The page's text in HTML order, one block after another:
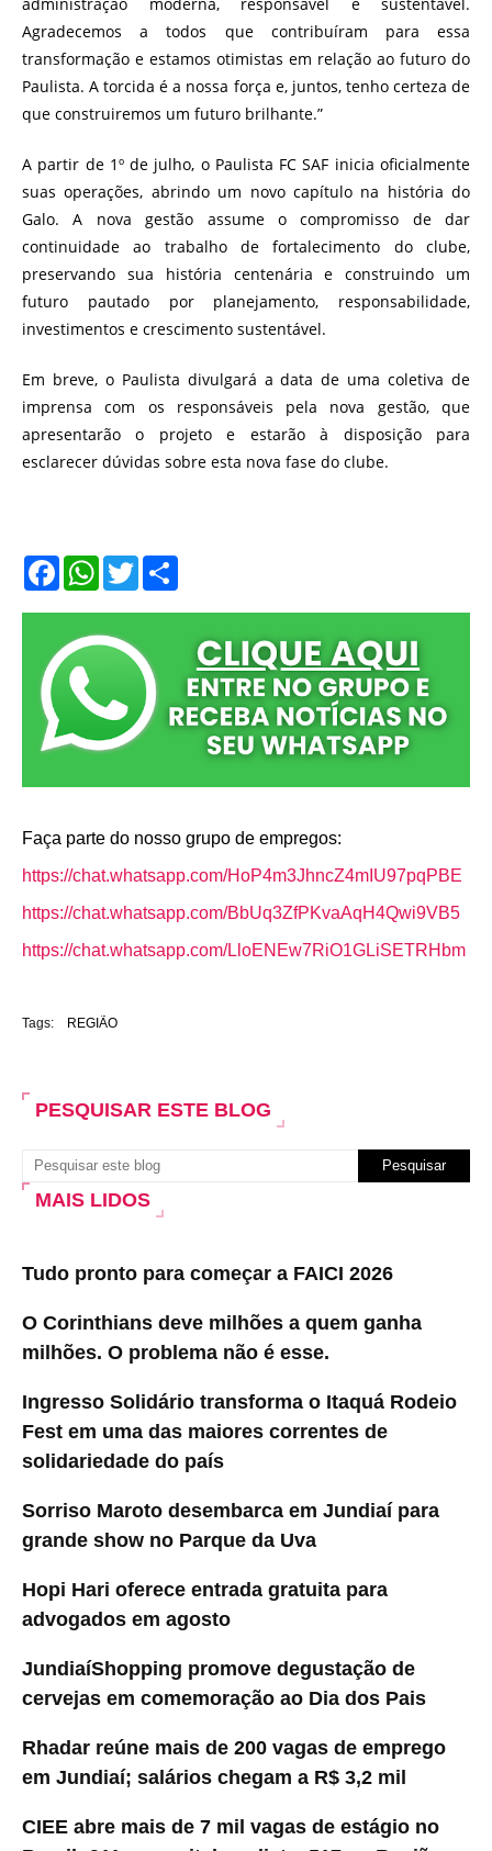
Agradecemos a todos que contribuíram para essa
transformação e estamos otimistas em relação ao futuro do
Paulista. A torcida é a nossa força e, juntos, tenho certeza de
que construiremos um futuro brilhante.”
A partir de 1º de julho, o Paulista FC SAF inicia oficialmente
suas operações, abrindo um novo capítulo na história do
Galo. A nova gestão assume o compromisso de dar
continuidade ao trabalho de fortalecimento do clube,
preservando sua história centenária e construindo um
futuro pautado por planejamento, responsabilidade,
investimentos e crescimento sustentável.
Em breve, o Paulista divulgará a data de uma coletiva de
imprensa com os responsáveis pela nova gestão, que
apresentarão o projeto e estarão à disposição para
esclarecer dúvidas sobre esta nova fase do clube.
F
a
e
o
o
W
h
t
s
A
T
w
t
e
r
r
Faça parte do nosso grupo de empregos:
https://chat.whatsapp.com/HoP4m3JhncZ4mIU97pqPBE
https://chat.whatsapp.com/BbUq3ZfPKvaAqH4Qwi9VB5
https://chat.whatsapp.com/LloENEw7RiO1GLiSETRHbm
Tags: REGIÃO
PESQUISAR ESTE BLOG
MAIS LIDOS
Tudo pronto para começar a FAICI 2026
O Corinthians deve milhões a quem ganha
milhões. O problema não é esse.
Ingresso Solidário transforma o Itaquá Rodeio
Fest em uma das maiores correntes de
solidariedade do país
Sorriso Maroto desembarca em Jundiaí para
grande show no Parque da Uva
Hopi Hari oferece entrada gratuita para
advogados em agosto
JundiaíShopping promove degustação de
cervejas em comemoração ao Dia dos Pais
Rhadar reúne mais de 200 vagas de emprego
em Jundiaí; salários chegam a R$ 3,2 mil
CIEE abre mais de 7 mil vagas de estágio no